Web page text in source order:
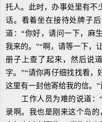
托人。此时，办事处里有不
话。看着坐在接待处牌子
道：“你好，请问一下，麻
我来的。”“啊，请等一下，
册子上查了起来，然后说
字。”“请你再仔细找找看，
这里有一封他寄给我的信。”
工作人员为难的说道：“
录啊。我也是刚来这个岛